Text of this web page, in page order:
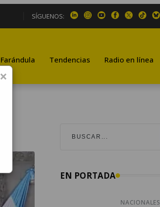
SÍGUENOS:
Farándula Tendencias Radio en línea
EN PORTADA
NACIONALES
×